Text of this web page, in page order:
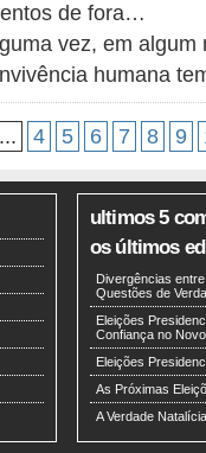
de fora…
vez, em algum
humana
... 4 5 6 7 8 9
ultimos 5
os últimos
Divergências
Questões de
Eleições
Confiança no
Eleições
As Próximas
A Verdade